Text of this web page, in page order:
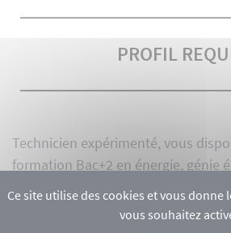
PROFIL
Technicien expérimenté, vous
formation Bac+2 en énergie, génie
électrotechnique, électronique,
Une expérience en certification de
Ce site utilise des cookies et vous donne
vous souhaitez